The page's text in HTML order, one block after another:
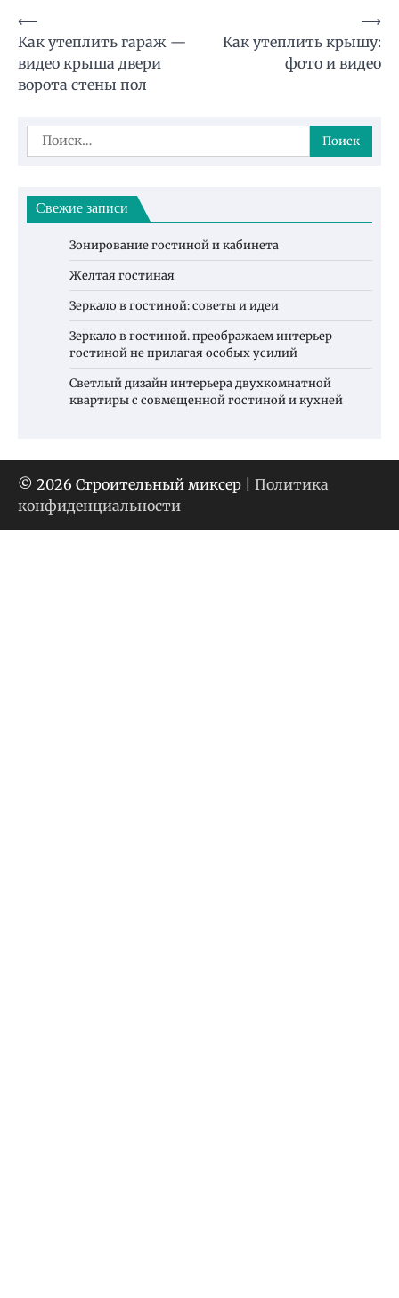
Навигация
по
записям
⟵
Как утеплить гараж —
видео крыша двери
ворота стены пол
Как утеплить крышу:
фото и видео
⟶
Найти:
Свежие записи
Зонирование гостиной и кабинета
Желтая гостиная
Зеркало в гостиной: советы и идеи
Зеркало в гостиной. преображаем интерьер
гостиной не прилагая особых усилий
Светлый дизайн интерьера двухкомнатной
квартиры с совмещенной гостиной и кухней
© 2026 Строительный миксер | Политика
конфиденциальности